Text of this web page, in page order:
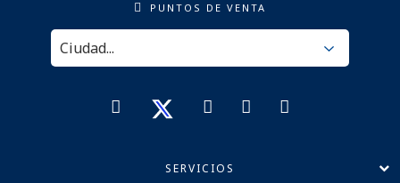
PUNTOS DE VENTA
SERVICIOS